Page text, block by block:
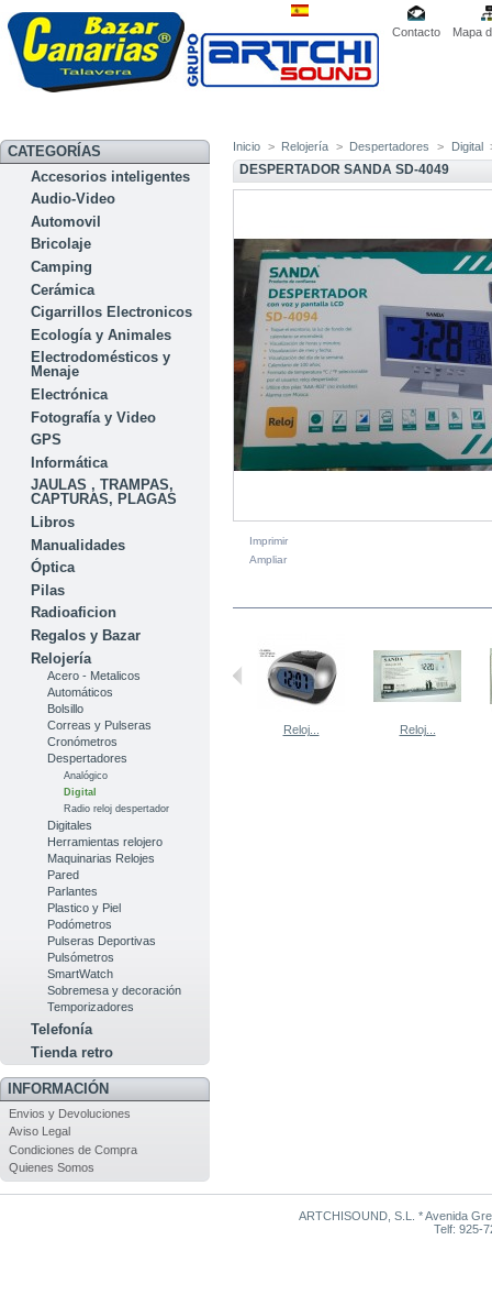
Contacto Mapa
CATEGORÍAS
Accesorios inteligentes
Audio-Video
Automovil
Bricolaje
Camping
Cerámica
Cigarrillos Electronicos
Ecología y Animales
Electrodomésticos y
Menaje
Electrónica
Fotografía y Video
GPS
Informática
JAULAS , TRAMPAS,
CAPTURAS, PLAGAS
Libros
Manualidades
Óptica
Pilas
Radioaficion
Regalos y Bazar
Relojería
Acero - Metalicos
Automáticos
Bolsillo
Correas y Pulseras
Cronómetros
Despertadores
Analógico
Digital
Radio reloj despertador
Digitales
Herramientas relojero
Maquinarias Relojes
Pared
Parlantes
Plastico y Piel
Podómetros
Pulseras Deportivas
Pulsómetros
SmartWatch
Sobremesa y decoración
Temporizadores
Telefonía
Tienda retro
INFORMACIÓN
Envios y Devoluciones
Aviso Legal
Condiciones de Compra
Quienes Somos
Inicio > Relojería > Despertadores > Digital
DESPERTADOR SANDA SD-4049
Imprimir
Ampliar
Reloj... Reloj...
ARTCHISOUND, S.L. * Avenida
Telf: 925-